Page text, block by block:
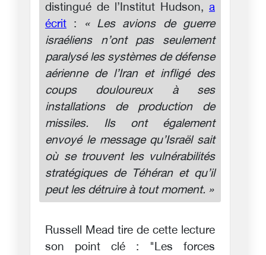
distingué de l’Institut Hudson, a
écrit :
« Les avions de guerre
israéliens n’ont pas seulement
paralysé les systèmes de défense
aérienne de l’Iran et infligé des
coups douloureux à ses
installations de production de
missiles. Ils ont également
envoyé le message qu’Israël sait
où se trouvent les vulnérabilités
stratégiques de Téhéran et qu’il
peut les détruire à tout moment. »
Russell Mead tire de cette lecture
son point clé : "Les forces